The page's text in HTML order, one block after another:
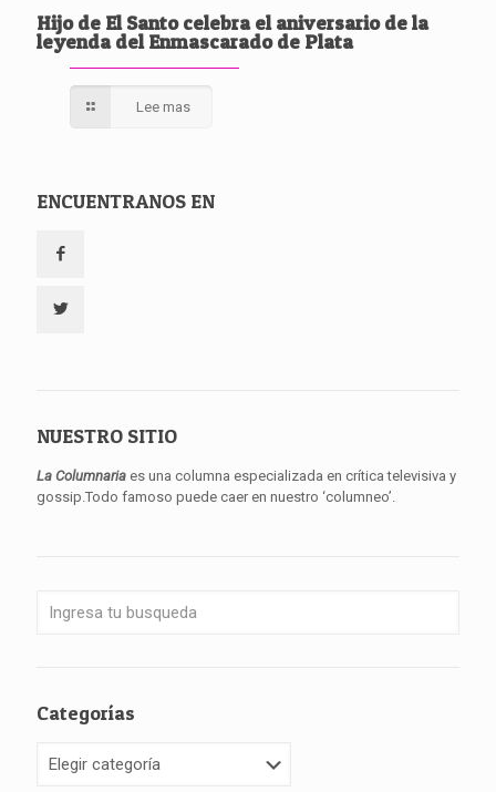
Hijo de El Santo celebra el aniversario de la
leyenda del Enmascarado de Plata
Lee mas
ENCUENTRANOS EN
NUESTRO SITIO
La Columnaria es una columna especializada en crítica televisiva y
gossip.Todo famoso puede caer en nuestro ‘columneo’.
Categorías